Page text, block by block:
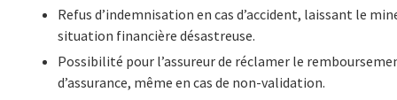
Refus d’indemnisation en cas d’accident, laissant le
situation financière désastreuse.
Possibilité pour l’assureur de réclamer le
d’assurance, même en cas de non-validation.